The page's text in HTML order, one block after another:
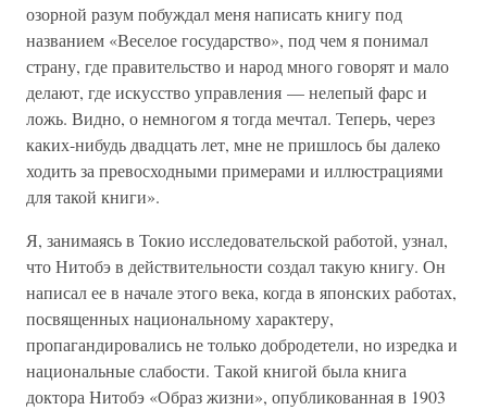
озорной разум побуждал меня написать книгу под
названием «Веселое государство», под чем я понимал
страну, где правительство и народ много говорят и мало
делают, где искусство управления — нелепый фарс и
ложь. Видно, о немногом я тогда мечтал. Теперь, через
каких-нибудь двадцать лет, мне не пришлось бы далеко
ходить за превосходными примерами и иллюстрациями
для такой книги».
Я, занимаясь в Токио исследовательской работой, узнал,
что Нитобэ в действительности создал такую книгу. Он
написал ее в начале этого века, когда в японских работах,
посвященных национальному характеру,
пропагандировались не только добродетели, но изредка и
национальные слабости. Такой книгой была книга
доктора Нитобэ «Образ жизни», опубликованная в 1903